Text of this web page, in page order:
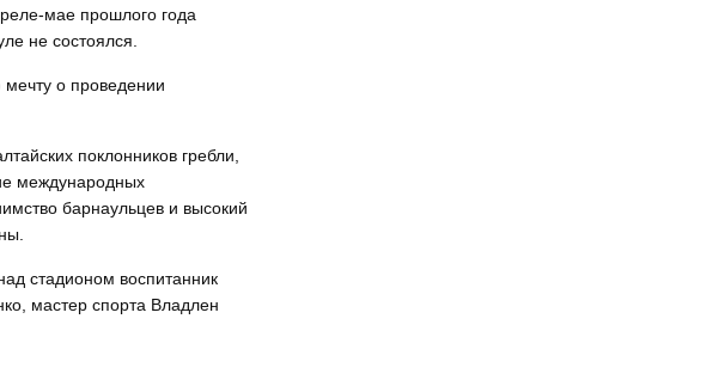
мае прошлого года
не состоялся.
о проведении
поклонников гребли,
международных
барнаульцев и высокий
стадионом воспитанник
мастер спорта Владлен